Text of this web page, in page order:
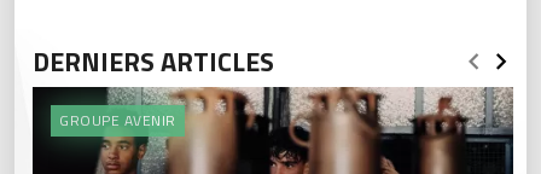
DERNIERS ARTICLES
GROUPE AVENIR